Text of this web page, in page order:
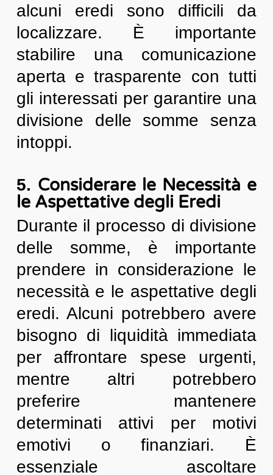
alcuni eredi sono difficili da
localizzare. È importante
stabilire una comunicazione
aperta e trasparente con tutti
gli interessati per garantire una
divisione delle somme senza
intoppi.
5. Considerare le Necessità e
le Aspettative degli Eredi
Durante il processo di divisione
delle somme, è importante
prendere in considerazione le
necessità e le aspettative degli
eredi. Alcuni potrebbero avere
bisogno di liquidità immediata
per affrontare spese urgenti,
mentre altri potrebbero
preferire mantenere
determinati attivi per motivi
emotivi o finanziari. È
essenziale ascoltare